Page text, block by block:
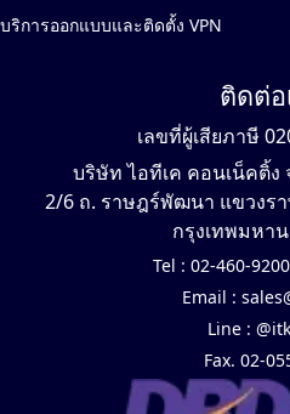
บริการออกแบบและติดตั้ง VPN
ติดต่อ
เลขที่ผู้เสียภาษี
บริษัท ไอทีเค คอนเน็คติ้
2/6 ถ. ราษฎร์พัฒนา แขวงร
กรุงเทพมหา
Tel : 02-460-
Email :
Line :
Fax. 02-